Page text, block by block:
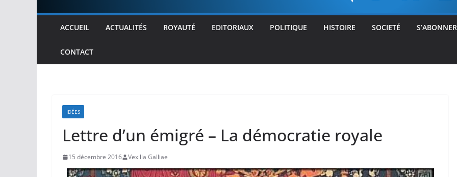
ACCUEIL ACTUALITÉS ROYAUTÉ EDITORIAUX POLITIQUE HISTOIRE SOCIETÉ
CONTACT
IDÉES
Lettre d’un émigré – La démocratie royale
15 décembre 2016 Vexilla Galliae